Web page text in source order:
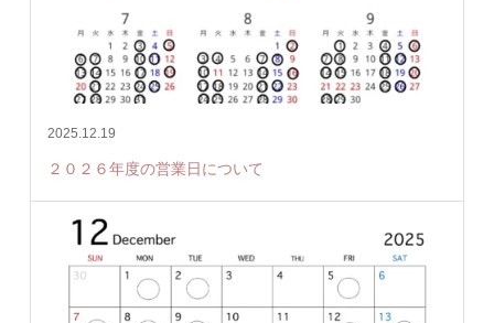
2025.12.19
２０２６年度の営業日について